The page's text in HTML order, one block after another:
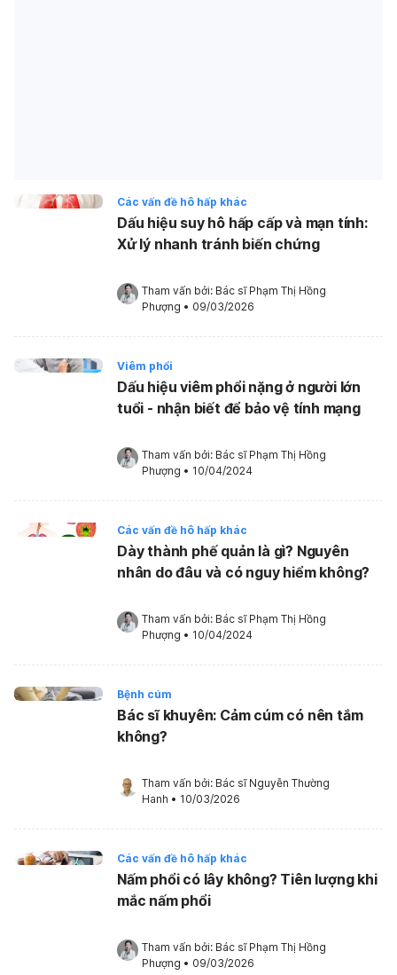
Các vấn đề hô hấp khác
Dấu hiệu suy hô hấp cấp và mạn tính:
Xử lý nhanh tránh biến chứng
Tham vấn bởi: Bác sĩ Phạm Thị Hồng
Phượng • 09/03/2026
Viêm phổi
Dấu hiệu viêm phổi nặng ở người lớn
tuổi - nhận biết để bảo vệ tính mạng
Tham vấn bởi: Bác sĩ Phạm Thị Hồng
Phượng • 10/04/2024
Các vấn đề hô hấp khác
Dày thành phế quản là gì? Nguyên
nhân do đâu và có nguy hiểm không?
Tham vấn bởi: Bác sĩ Phạm Thị Hồng
Phượng • 10/04/2024
Bệnh cúm
Bác sĩ khuyên: Cảm cúm có nên tắm
không?
Tham vấn bởi: Bác sĩ Nguyễn Thường
Hanh • 10/03/2026
Các vấn đề hô hấp khác
Nấm phổi có lây không? Tiên lượng khi
mắc nấm phổi
Tham vấn bởi: Bác sĩ Phạm Thị Hồng
Phượng • 09/03/2026